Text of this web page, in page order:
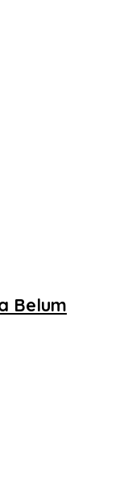
Belum